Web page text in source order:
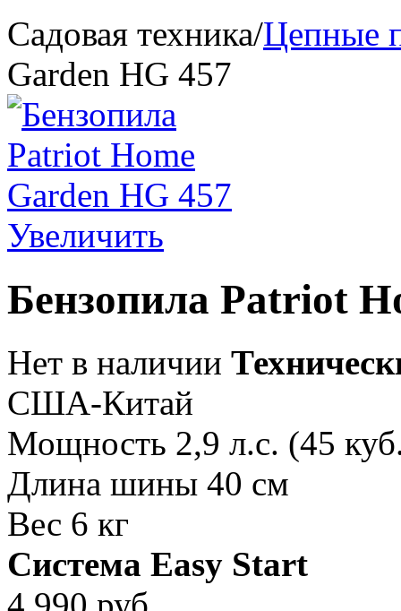
Садовая техника/Цепные
Garden HG 457
Увеличить
Бензопила Patriot
Нет в наличии
США-Китай
Мощность 2,9 л.с. (45
Длина шины 40 см
Вес 6 кг
Система Easy Start